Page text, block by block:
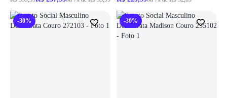
-30% -30%